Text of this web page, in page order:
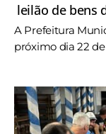
leilão de bens
A Prefeitura
próximo dia 22